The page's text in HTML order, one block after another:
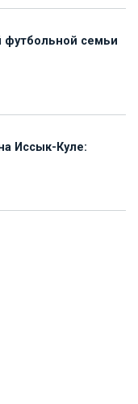
футбольной семьи
Иссык-Куле: